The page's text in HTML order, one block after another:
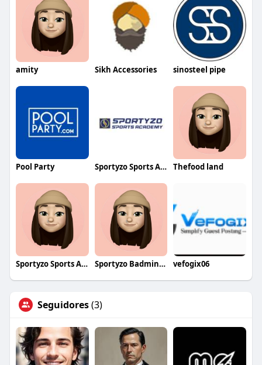
amity Sikh Accessories sinosteel pipe
Pool Party Sportyzo Sports Academy Thefood land
Sportyzo Sports Academy Sportyzo Badminton Academy vefogix06
Seguidores(3)